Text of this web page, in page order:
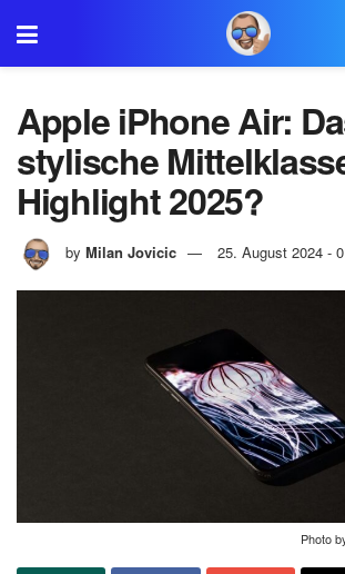
Apple iPhone Air:
stylische
Highlight 2025?
by Milan Jovicic 25. August 2024 -
Photo